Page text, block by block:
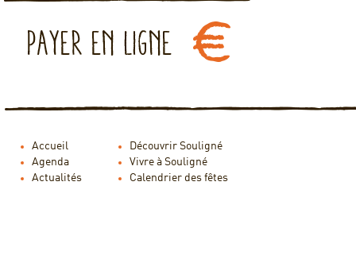
Accueil
Agenda
Actualités
Découvrir Souligné
Vivre à Souligné
Calendrier des fêtes